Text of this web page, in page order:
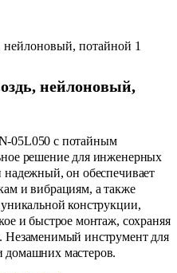
нейлоновый,
05L050 с потайным
решение для инженерных
он обеспечивает
и вибрациям, а также
конструкции,
и быстрое монтаж, сохраняя
Незаменимый инструмент для
домашних мастеров.